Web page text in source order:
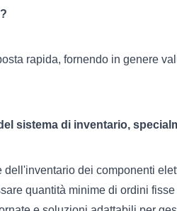
rapida, fornendo in genere
sistema di inventario,
dei componenti
quantità minime di ordini